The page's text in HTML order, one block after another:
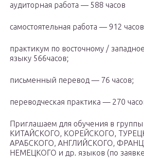
аудиторная работа — 588 часов
самостоятельная работа — 912
практикум по восточному /
языку 566часов;
письменный перевод — 76 часов;
переводческая практика — 270
Приглашаем для обучения в
КИТАЙСКОГО, КОРЕЙСКОГО,
АРАБСКОГО, АНГЛИЙСКОГО,
НЕМЕЦКОГО и др. языков (по